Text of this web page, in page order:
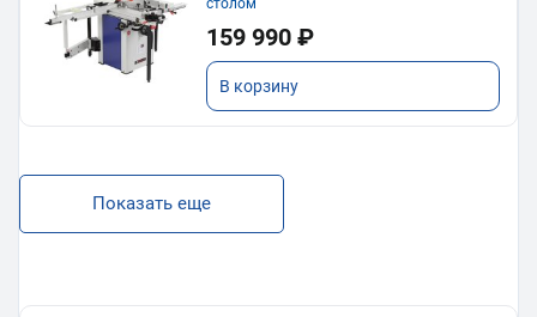
столом
159 990 ₽
В корзину
Показать еще